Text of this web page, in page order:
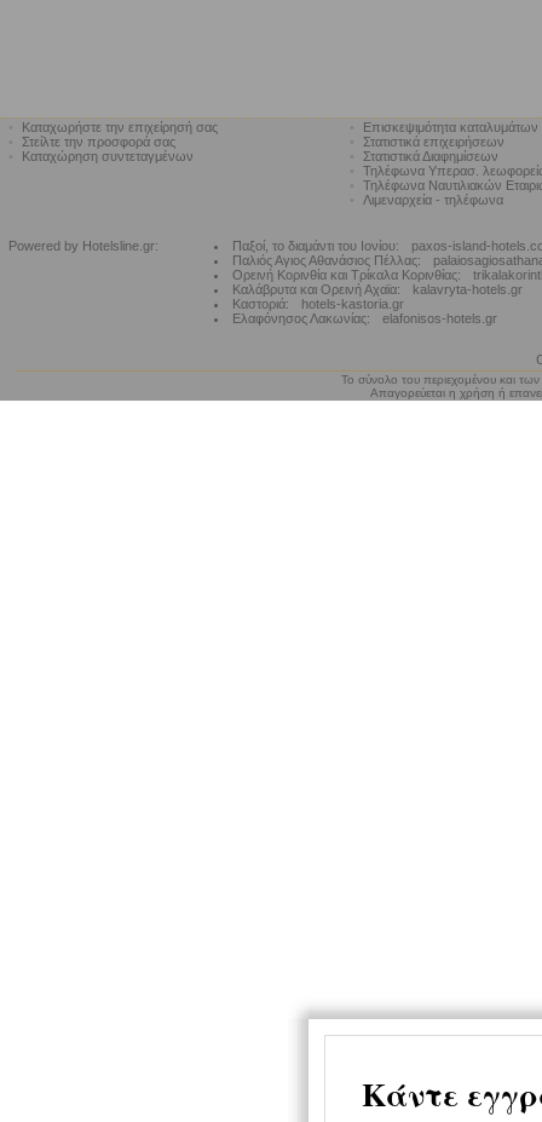
Καταχωρήστε την επιχείρησή σας
Στείλτε την προσφορά σας
Καταχώρηση συντεταγμένων
Επισκεψιμότητα καταλυμάτων
Στατιστικά επιχειρήσεων
Στατιστικά Διαφημίσεων
Τηλέφωνα Υπερασ.
Τηλέφωνα Ναυτιλιακών
Λιμεναρχεία - τηλέφωνα
Powered by Hotelsline.gr: Παξοί, το διαμάντι του Ιονίου:
paxos-island-
Παλιός Αγιος Αθανάσιος Πέλλας:
Ορεινή Κορινθία και Τρίκαλα Κορινθίας:
Καλάβρυτα και Ορεινή Αχαϊα:
kalavryta-hotels.gr
Καστοριά:
hotels-kastoria.gr
Ελαφόνησος Λακωνίας:
elafonisos-hotels.gr
Το σύνολο του περιεχομένου και
Απαγορεύεται η χρήση ή